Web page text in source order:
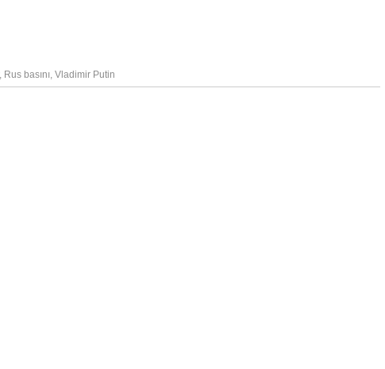
, Rus basını, Vladimir Putin